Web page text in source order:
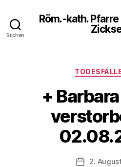
Suchen
Röm.-kath.
+
2.